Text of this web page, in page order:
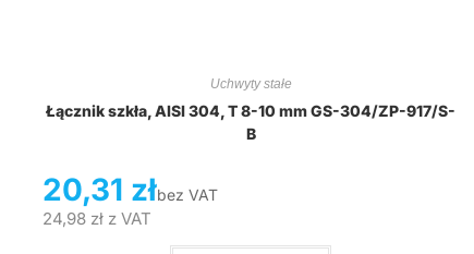
Uchwyty stałe
Łącznik szkła, AISI 304, T 8-10 mm GS-304/ZP-917/S-
B
20,31 złbez VAT
24,98 złz VAT